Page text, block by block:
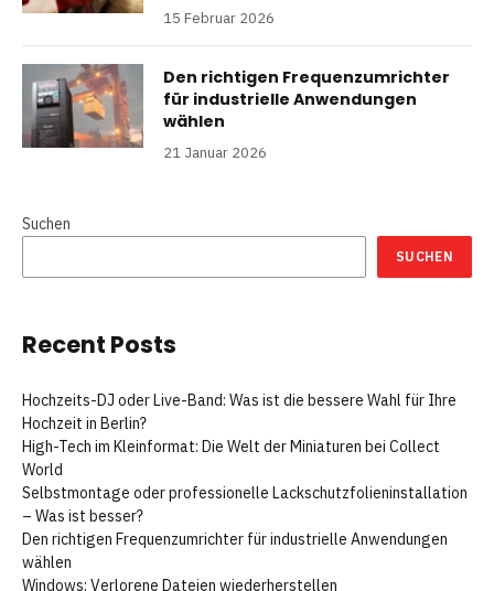
15 Februar 2026
Den richtigen Frequenzumrichter
für industrielle Anwendungen
wählen
21 Januar 2026
Suchen
SUCHEN
Recent Posts
Hochzeits-DJ oder Live-Band: Was ist die bessere Wahl für Ihre
Hochzeit in Berlin?
High-Tech im Kleinformat: Die Welt der Miniaturen bei Collect
World
Selbstmontage oder professionelle Lackschutzfolieninstallation
– Was ist besser?
Den richtigen Frequenzumrichter für industrielle Anwendungen
wählen
Windows: Verlorene Dateien wiederherstellen